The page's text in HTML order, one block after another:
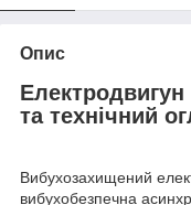
Опис
Електродвигун
та технічний
Вибухозахищений
вибухобезпечна